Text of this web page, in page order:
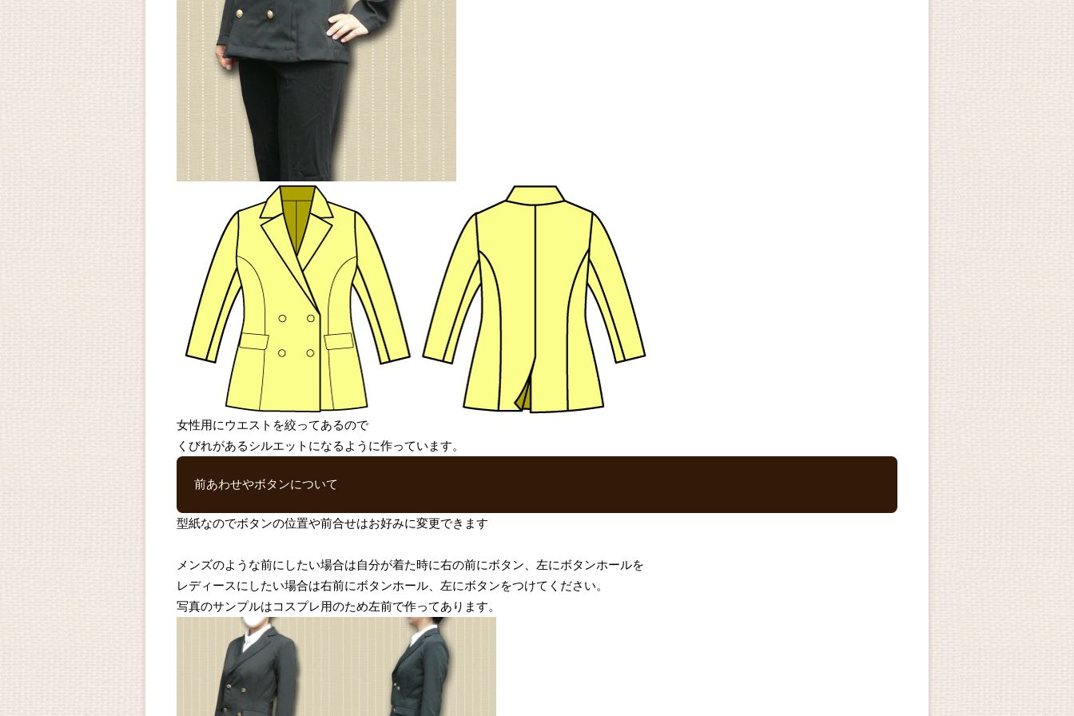
女性用にウエストを絞ってあるので
くびれがあるシルエットになるように作っています。
前あわせやボタンについて
型紙なのでボタンの位置や前合せはお好みに変更できます
メンズのような前にしたい場合は自分が着た時に右の前にボタン、左にボタンホールを
レディースにしたい場合は右前にボタンホール、左にボタンをつけてください。
写真のサンプルはコスプレ用のため左前で作ってあります。